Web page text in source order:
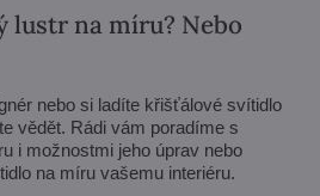
lustr na míru? Nebo
nebo si ladíte křišťálové svítidlo
vědět. Rádi vám poradíme s
i možnostmi jeho úprav nebo
na míru vašemu interiéru.